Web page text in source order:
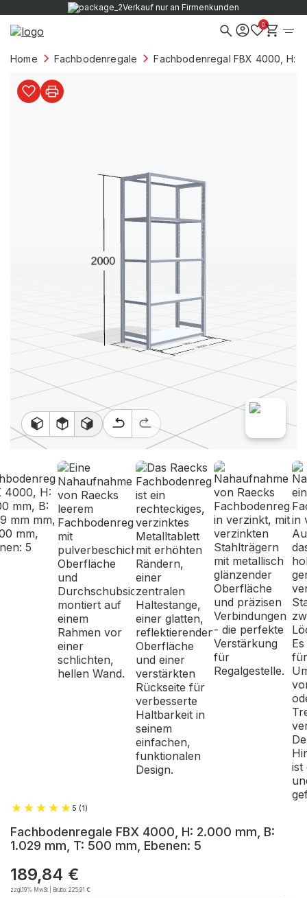
Verkauf nur an Firmenkunden
0
Home Fachbodenregale Fachbodenregal FBX 4000, H:
5 (1)
Fachbodenregale FBX 4000, H: 2.000 mm, B:
1.029 mm, T: 500 mm, Ebenen: 5
189,84 €
zzgl.19% MwSt | Brutto:225,91 €